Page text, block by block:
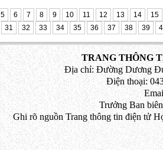
5 6 7 8 9 10 11 12 13 14
15
31 32 33 34 35 36 37 38 39
TRANG THÔNG
Địa chỉ: Đường Dương
Điện thoại:
Trưởng Ban
Ghi rõ nguồn Trang thông tin điện tử